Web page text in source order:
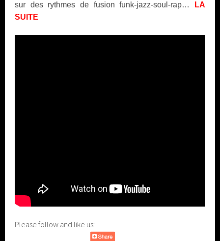
sur des rythmes de fusion funk-jazz-soul-rap…
LA
SUITE
Please follow and like us: